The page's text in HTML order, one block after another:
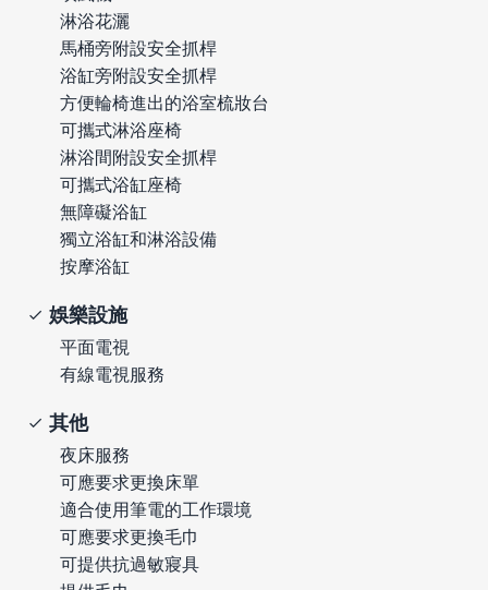
淋浴花灑
馬桶旁附設安全抓桿
浴缸旁附設安全抓桿
方便輪椅進出的浴室梳妝台
可攜式淋浴座椅
淋浴間附設安全抓桿
可攜式浴缸座椅
無障礙浴缸
獨立浴缸和淋浴設備
按摩浴缸
娛樂設施
平面電視
有線電視服務
其他
夜床服務
可應要求更換床單
適合使用筆電的工作環境
可應要求更換毛巾
可提供抗過敏寢具